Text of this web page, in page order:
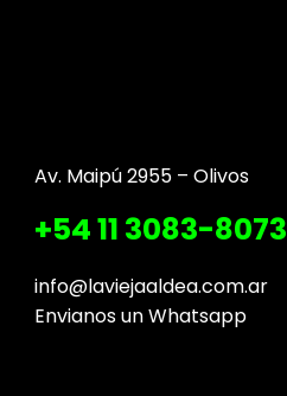
Av. Maipú 2955 – Olivos
+54 11 3083-8073
info@laviejaaldea.com.ar
Envianos un Whatsapp